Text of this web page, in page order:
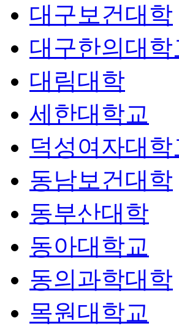
대구보건대학
대구한의대학
대림대학
세한대학교
덕성여자대학
동남보건대학
동부산대학
동아대학교
동의과학대학
목원대학교